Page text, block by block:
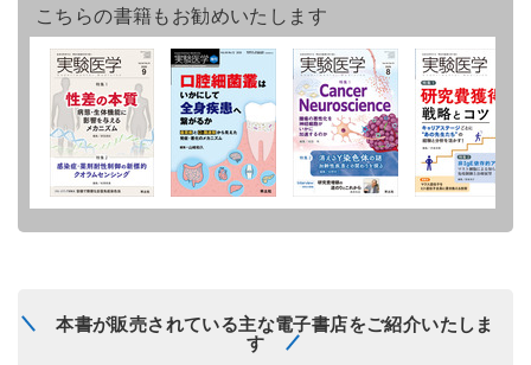
こちらの書籍もお勧めいたします
本書が販売されている主な電子書店をご紹介いたしま
す